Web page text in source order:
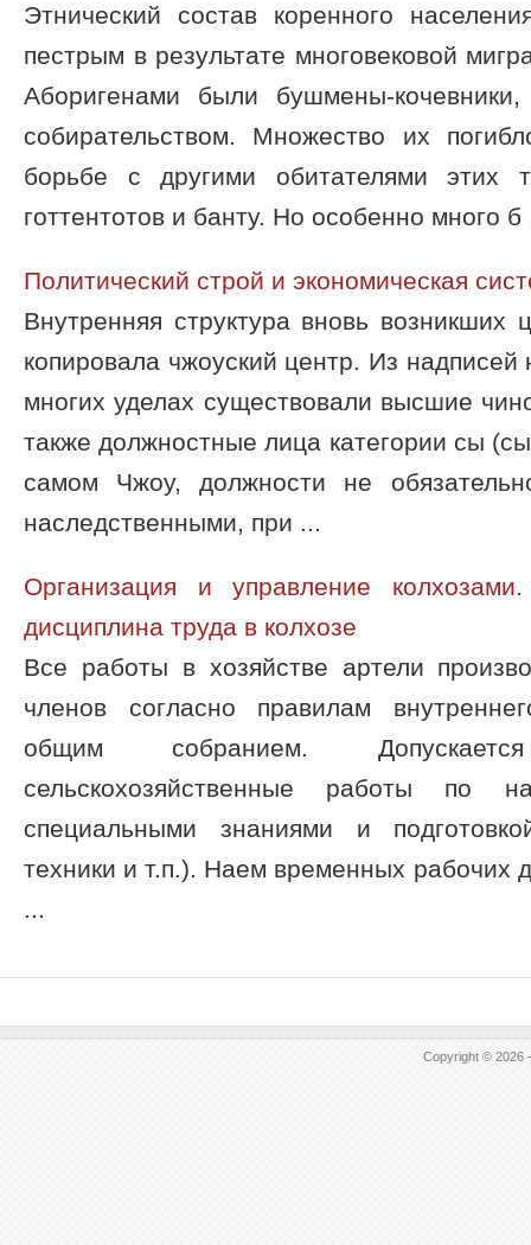
Этнический состав коренного
пестрым в результате многовековой
Аборигенами были бушмены-
собирательством. Множество их
борьбе с другими обитателями этих
готтентотов и банту. Но особенно много б
Политический строй и экономическая
Внутренняя структура вновь возникших
копировала чжоуский центр. Из надписей
многих уделах существовали высшие
также должностные лица категории сы
самом Чжоу, должности не
наследственными, при ...
Организация и управление
дисциплина труда в колхозе
Все работы в хозяйстве артели
членов согласно правилам
общим собранием.
сельскохозяйственные работы по
специальными знаниями и
техники и т.п.). Наем временных рабочих
...
Copyright © 2026